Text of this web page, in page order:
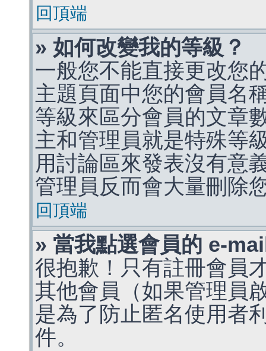
回頂端
» 如何改變我的等級？
一般您不能直接更改您
主題頁面中您的會員名
等級來區分會員的文章
主和管理員就是特殊等
用討論區來發表沒有意
管理員反而會大量刪除
回頂端
» 當我點選會員的 e-
很抱歉！只有註冊會員
其他會員（如果管理員
是為了防止匿名使用者
件。